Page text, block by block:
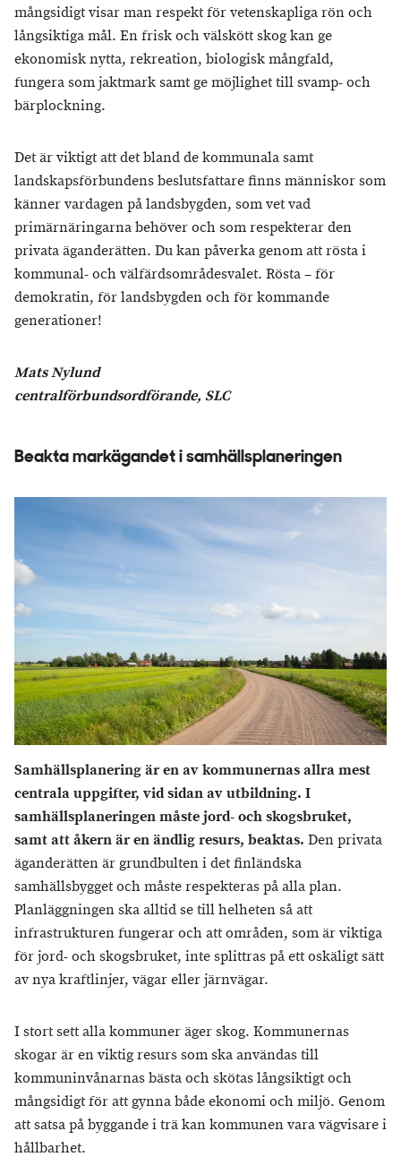
mångsidigt visar man respekt för vetenskapliga rön och
långsiktiga mål. En frisk och välskött skog kan ge
ekonomisk nytta, rekreation, biologisk mångfald,
fungera som jaktmark samt ge möjlighet till svamp- och
bärplockning.
Det är viktigt att det bland de kommunala samt
landskapsförbundens beslutsfattare finns människor som
känner vardagen på landsbygden, som vet vad
primärnäringarna behöver och som respekterar den
privata äganderätten. Du kan påverka genom att rösta i
kommunal- och välfärdsområdesvalet. Rösta – för
demokratin, för landsbygden och för kommande
generationer!
Mats Nylund
centralförbundsordförande, SLC
Beakta markägandet i samhällsplaneringen
Samhällsplanering är en av kommunernas allra mest
centrala uppgifter, vid sidan av utbildning. I
samhällsplaneringen måste jord- och skogsbruket,
samt att åkern är en ändlig resurs, beaktas. Den privata
äganderätten är grundbulten i det finländska
samhällsbygget och måste respekteras på alla plan.
Planläggningen ska alltid se till helheten så att
infrastrukturen fungerar och att områden, som är viktiga
för jord- och skogsbruket, inte splittras på ett oskäligt sätt
av nya kraftlinjer, vägar eller järnvägar.
I stort sett alla kommuner äger skog. Kommunernas
skogar är en viktig resurs som ska användas till
kommuninvånarnas bästa och skötas långsiktigt och
mångsidigt för att gynna både ekonomi och miljö. Genom
att satsa på byggande i trä kan kommunen vara vägvisare i
hållbarhet.